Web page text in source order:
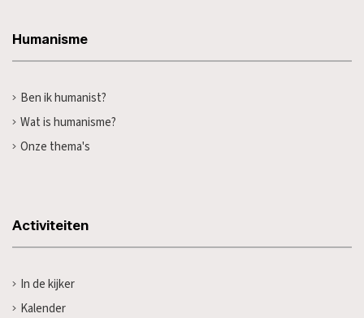
Humanisme
Ben ik humanist?
Wat is humanisme?
Onze thema's
Activiteiten
In de kijker
Kalender